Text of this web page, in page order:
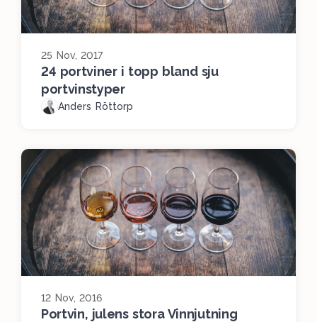
25 Nov, 2017
24 portviner i topp bland sju
portvinstyper
Anders Röttorp
12 Nov, 2016
Portvin, julens stora Vinnjutning